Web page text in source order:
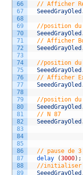
66
67
68
69
70
71
72
73
74
75
76
77
78
79
80
81
82
83
84
85
86
87
88
89
// Afficher
SeeedGrayOled
//position du
SeeedGrayOled
// Afficher
SeeedGrayOled
//position du
SeeedGrayOled
// Afficher
SeeedGrayOled
//position du
SeeedGrayOled
// N 87
SeeedGrayOled
// pause de 3
delay
(3000) ;
//initialiser
SeeedGrayOled